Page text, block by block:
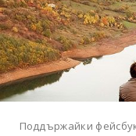
Поддържайки